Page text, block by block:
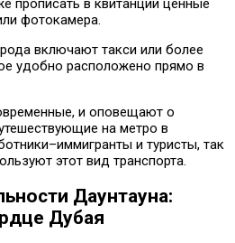
прописать в квитанции ценные
фотокамера.
включают такси или более
удобно расположено прямо в
и оповещают о
на метро в
и туристы, так
этот вид транспорта.
Даунтауна:
Дубая